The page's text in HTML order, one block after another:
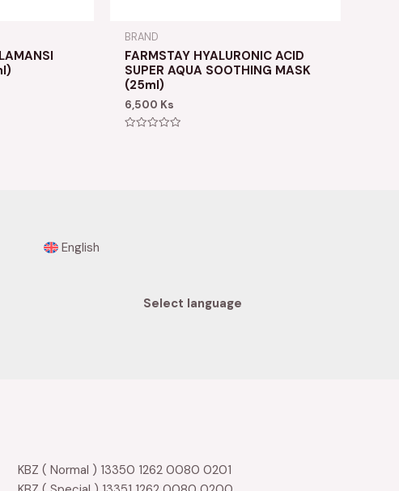
BRAND
FARMSTAY HYALURONIC ACID
SUPER AQUA SOOTHING MASK
(25ml)
6,500 Ks
English
Select language
KBZ ( Normal ) 13350 1262 0080 0201